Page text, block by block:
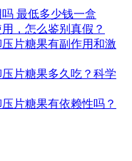
最低多少钱一盒
，怎么鉴别真假？
片糖果有副作用和激
片糖果多久吃？科学
片糖果有依赖性吗？